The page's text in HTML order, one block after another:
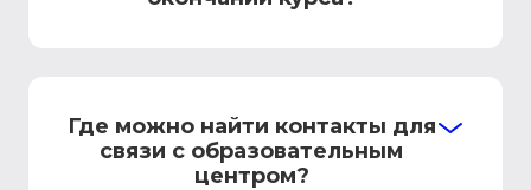
Где можно найти контакты для
связи с образовательным
центром?